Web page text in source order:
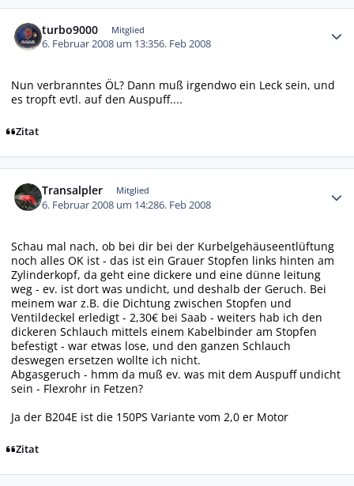
turbo9000 Mitglied
6. Februar 2008 um 13:356. Feb 2008
Nun verbranntes ÖL? Dann muß irgendwo ein Leck sein, und
es tropft evtl. auf den Auspuff....
Zitat
Transalpler Mitglied
6. Februar 2008 um 14:286. Feb 2008
Schau mal nach, ob bei dir bei der Kurbelgehäuseentlüftung
noch alles OK ist - das ist ein Grauer Stopfen links hinten am
Zylinderkopf, da geht eine dickere und eine dünne leitung
weg - ev. ist dort was undicht, und deshalb der Geruch. Bei
meinem war z.B. die Dichtung zwischen Stopfen und
Ventildeckel erledigt - 2,30€ bei Saab - weiters hab ich den
dickeren Schlauch mittels einem Kabelbinder am Stopfen
befestigt - war etwas lose, und den ganzen Schlauch
deswegen ersetzen wollte ich nicht.
Abgasgeruch - hmm da muß ev. was mit dem Auspuff undicht
sein - Flexrohr in Fetzen?
Ja der B204E ist die 150PS Variante vom 2,0 er Motor
Zitat